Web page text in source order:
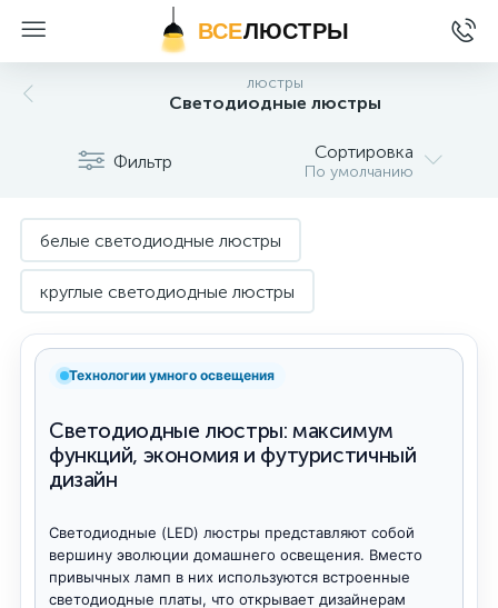
ВСЕЛЮСТРЫ
люстры
Светодиодные люстры
Фильтр Сортировка
По умолчанию
белые светодиодные люстры
круглые светодиодные люстры
светодиодные люстры Citilux
светодиодные люстры с пультом ДУ
Технологии умного освещения
Светодиодные люстры: максимум
функций, экономия и футуристичный
дизайн
Светодиодные (LED) люстры представляют собой
вершину эволюции домашнего освещения. Вместо
привычных ламп в них используются встроенные
светодиодные платы, что открывает дизайнерам